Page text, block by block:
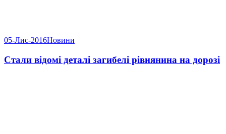
05-Лис-2016Новини
Стали відомі деталі загибелі рівнянина на дорозі